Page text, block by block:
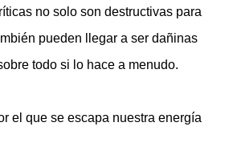
no solo son destructivas para
pueden llegar a ser dañinas
todo si lo hace a menudo.
el que se escapa nuestra energía